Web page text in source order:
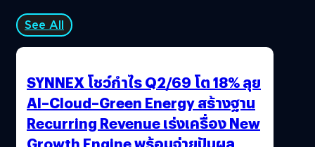
See All
SYNNEX โชว์กำไร Q2/69 โต 18% ลุย
AI–Cloud–Green Energy สร้างฐาน
Recurring Revenue เร่งเครื่อง New